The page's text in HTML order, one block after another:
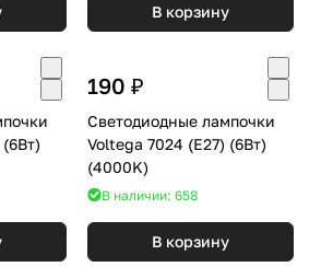
В корзину
190 ₽
Светодиодные лампочки
Voltega 7024 (E27) (6Вт)
(4000K)
В наличии: 658
В корзину